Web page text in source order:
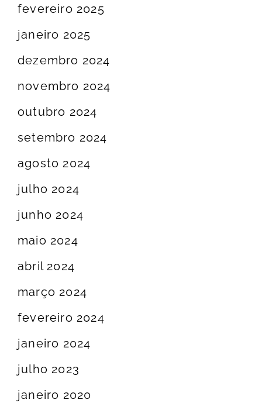
fevereiro 2025
janeiro 2025
dezembro 2024
novembro 2024
outubro 2024
setembro 2024
agosto 2024
julho 2024
junho 2024
maio 2024
abril 2024
março 2024
fevereiro 2024
janeiro 2024
julho 2023
janeiro 2020